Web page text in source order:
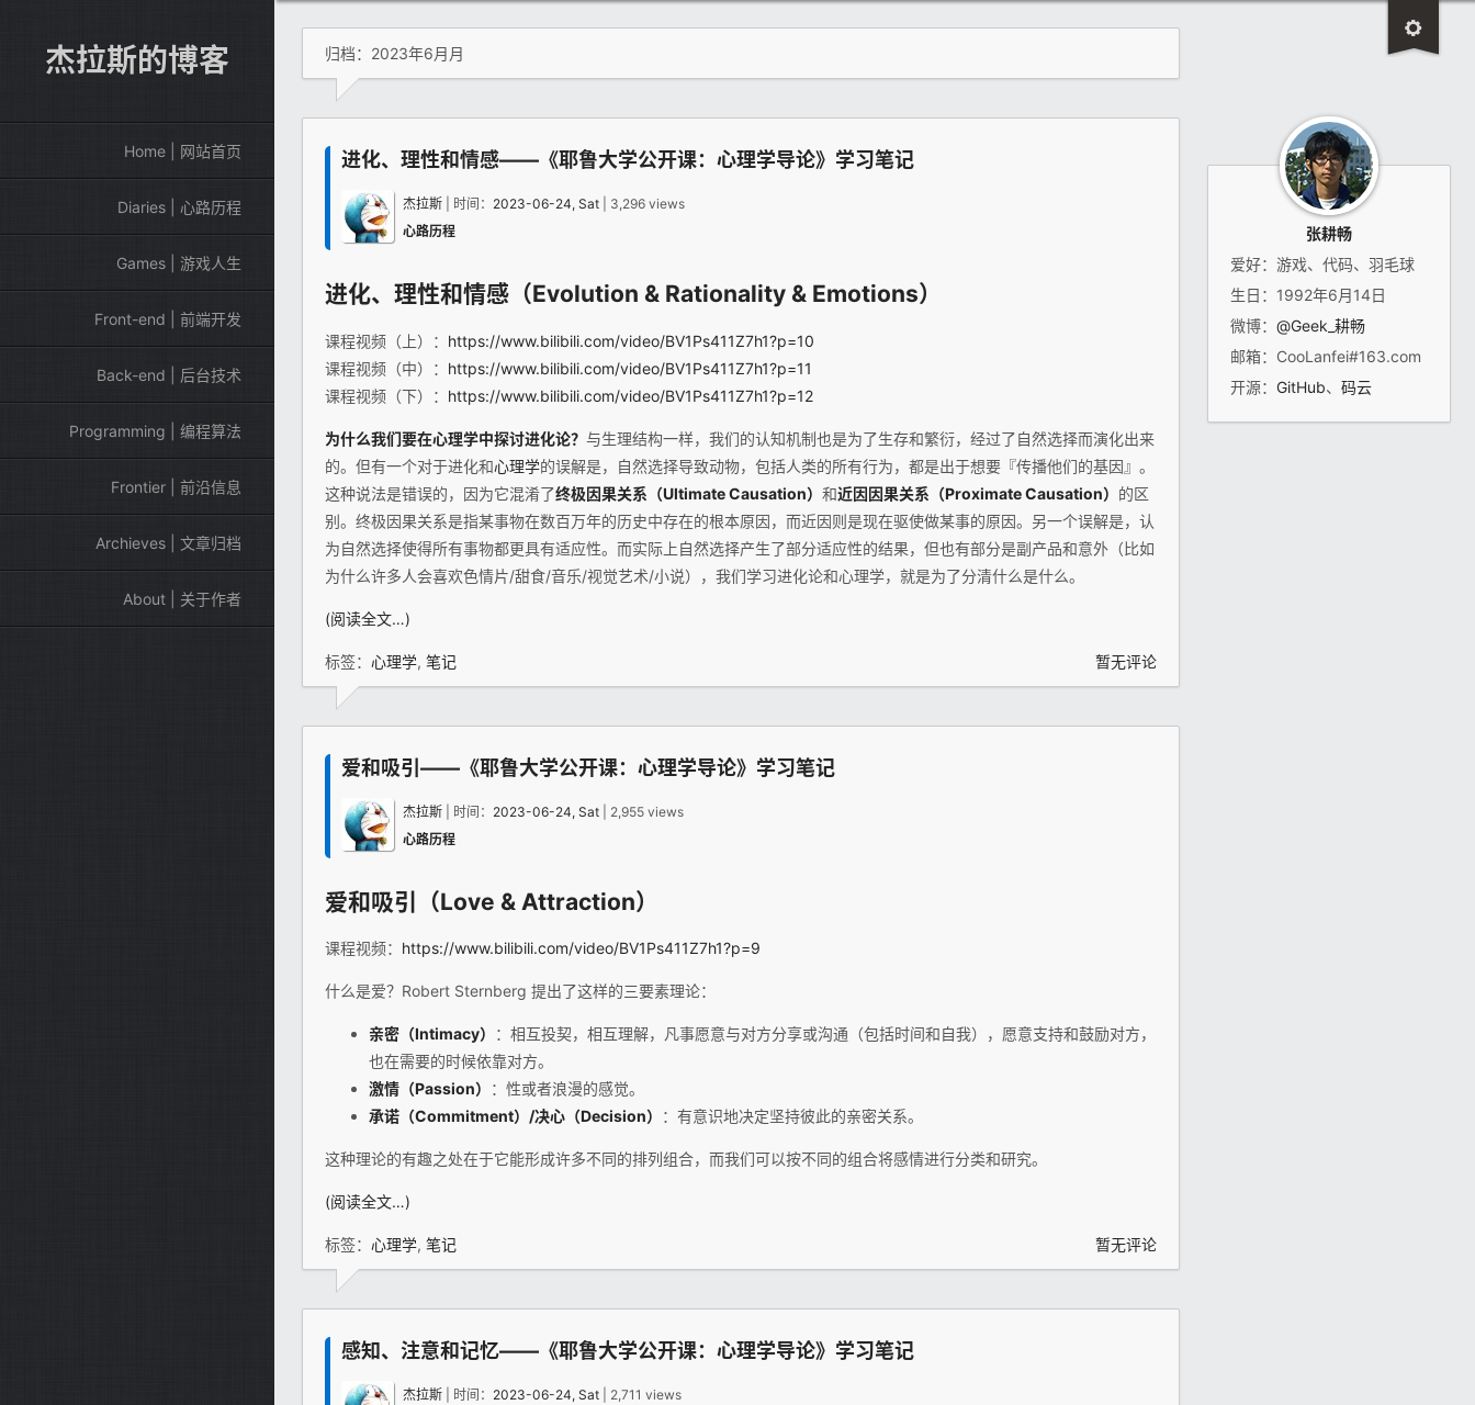
归档：2023年6月月
进化、理性和情感——《耶鲁大学公开课：心理学导论》学习笔记
杰拉斯 | 时间： 2023-06-24, Sat | 3,296 views
心路历程
进化、理性和情感（Evolution & Rationality & Emotions）
课程视频（上）： https://www.bilibili.com/video/BV1Ps411Z7h1?p=10
课程视频（中）： https://www.bilibili.com/video/BV1Ps411Z7h1?p=11
课程视频（下）： https://www.bilibili.com/video/BV1Ps411Z7h1?p=12
为什么我们要在心理学中探讨进化论？ 与生理结构一样，我们的认知机制也是为了生存和繁衍，经过了自然选择而演化出来
的。但有一个对于进化和心理学的误解是，自然选择导致动物，包括人类的所有行为，都是出于想要『传播他们的基因』。
这种说法是错误的，因为它混淆了终极因果关系（Ultimate Causation） 和近因因果关系（Proximate Causation） 的区
别。终极因果关系是指某事物在数百万年的历史中存在的根本原因，而近因则是现在驱使做某事的原因。另一个误解是，认
为自然选择使得所有事物都更具有适应性。而实际上自然选择产生了部分适应性的结果，但也有部分是副产品和意外（比如
为什么许多人会喜欢色情片/甜食/音乐/视觉艺术/小说），我们学习进化论和心理学，就是为了分清什么是什么。
(阅读全文…)
标签： 心理学, 笔记 暂无评论
爱和吸引——《耶鲁大学公开课：心理学导论》学习笔记
杰拉斯 | 时间： 2023-06-24, Sat | 2,955 views
心路历程
爱和吸引（Love & Attraction）
课程视频： https://www.bilibili.com/video/BV1Ps411Z7h1?p=9
什么是爱？Robert Sternberg 提出了这样的三要素理论：
亲密（Intimacy）
：相互投契，相互理解，凡事愿意与对方分享或沟通（包括时间和自我），愿意支持和鼓励对方，
也在需要的时候依靠对方。
激情（Passion）
：性或者浪漫的感觉。
承诺（Commitment）/决心（Decision）
：有意识地决定坚持彼此的亲密关系。
这种理论的有趣之处在于它能形成许多不同的排列组合，而我们可以按不同的组合将感情进行分类和研究。
(阅读全文…)
标签： 心理学, 笔记 暂无评论
感知、注意和记忆——《耶鲁大学公开课：心理学导论》学习笔记
杰拉斯 | 时间： 2023-06-24, Sat | 2,711 views
杰拉斯的博客
Home | 网站首页
Diaries | 心路历程
Games | 游戏人生
Front-end | 前端开发
Back-end | 后台技术
Programming | 编程算法
Frontier | 前沿信息
Archieves | 文章归档
About | 关于作者
张耕畅
爱好：游戏、代码、羽毛球
生日：1992年6月14日
微博： @Geek_耕畅
邮箱：CooLanfei#163.com
开源： GitHub、 码云